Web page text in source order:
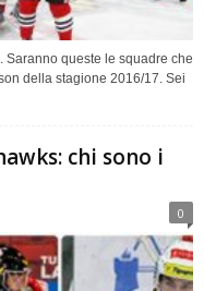
Saranno queste le squadre che
della stagione 2016/17. Sei
chi sono i
0